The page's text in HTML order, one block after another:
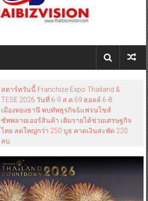
สตาร์ทวันนี้ Franchise Expo Thailand &
TESE 2026 วันที่ 6-9 ส.ค.69 ฮอลล์ 6-8
เมืองทองธานี พบทัพธุรกิจ&แฟรนไชส์
ซัพพลายเออร์สินค้า เติมรายได้ช่วยเศรษฐกิจ
ไทย ลดใหญ่กว่า 250 บูธ คาดเงินสะพัด 220
ลบ.